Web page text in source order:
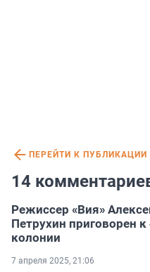
ПЕРЕЙТИ К ПУБЛИКАЦИИ
14
Режиссер «Вия»
Петрухин приговорен к
колонии
7 апреля 2025, 21:06